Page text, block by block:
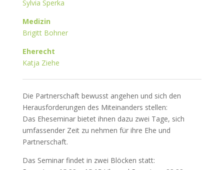
Sylvia Sperka
Medizin
Brigitt Bohner
Eherecht
Katja Ziehe
Die Partnerschaft bewusst angehen und sich den
Herausforderungen des Miteinanders stellen:
Das Eheseminar bietet ihnen dazu zwei Tage, sich
umfassender Zeit zu nehmen für ihre Ehe und
Partnerschaft.
Das Seminar findet in zwei Blöcken statt: